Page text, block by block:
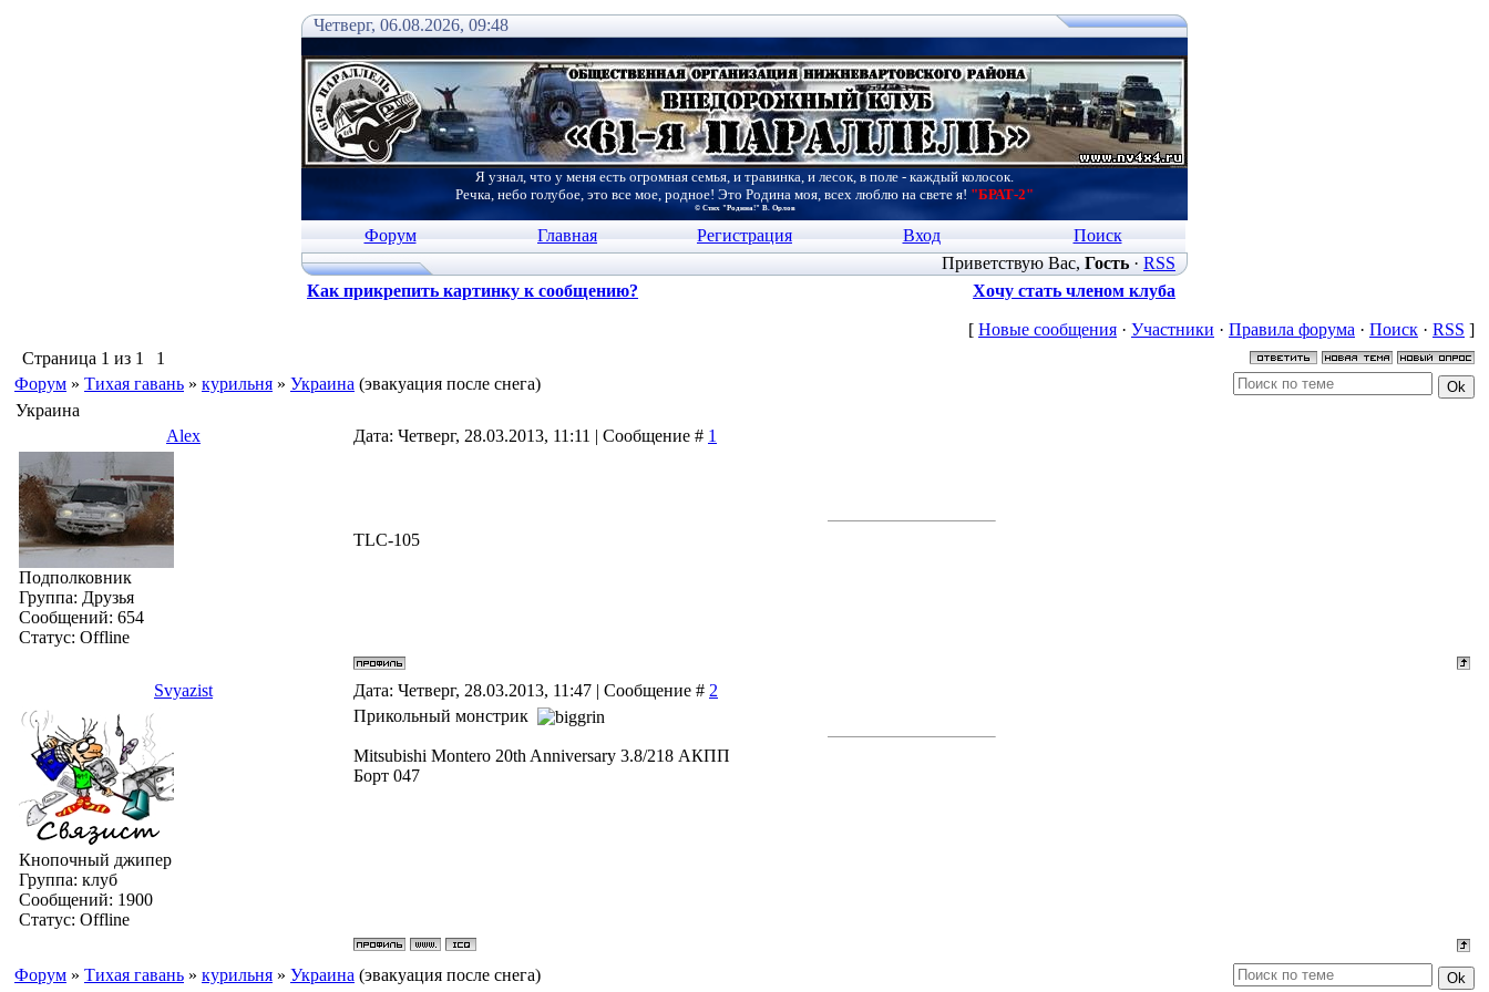
Четверг, 06.08.2026, 09:48
Я узнал, что у меня есть огромная семья, и травинка, и лесок, в поле - каждый колосок.
Речка, небо голубое, это все мое, родное! Это Родина моя, всех люблю на свете я! "БРАТ-2"
© Стих "Родина!" В. Орлов
Форум Главная Регистрация Вход
Поиск
Приветствую Вас, Гость· RSS
Как прикрепить картинку к сообщению?
Хочу стать членом клуба
[ Новые сообщения · Участники · Правила форума · Поиск · RSS ]
Страница 1 из 1
1
Форум » Тихая гавань » курильня » Украина (эвакуация после снега)
Украина
Alex
Дата: Четверг, 28.03.2013, 11:11 | Сообщение # 1
Подполковник
Группа: Друзья
Сообщений: 654
Статус: Offline
TLC-105
Svyazist Дата: Четверг, 28.03.2013, 11:47 | Сообщение # 2
Кнопочный джипер
Группа: клуб
Сообщений: 1900
Статус: Offline
Прикольный монстрик
Mitsubishi Montero 20th Anniversary 3.8/218 АКПП
Борт 047
Форум » Тихая гавань » курильня » Украина (эвакуация после снега)